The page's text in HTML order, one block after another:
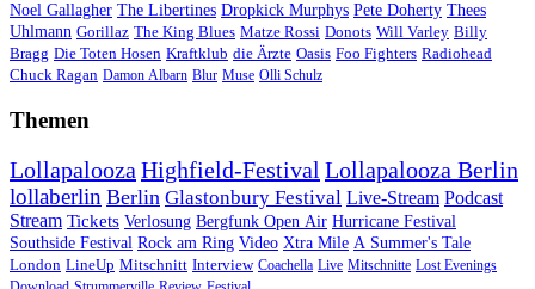
Noel Gallagher The Libertines Dropkick Murphys Pete Doherty Thees
Uhlmann Gorillaz The King Blues Matze Rossi Donots Will Varley Billy
Bragg Die Toten Hosen Kraftklub die Ärzte Oasis Foo Fighters Radiohead
Chuck Ragan Damon Albarn Blur Muse Olli Schulz
Themen
Lollapalooza Highfield-Festival Lollapalooza Berlin
lollaberlin Berlin Glastonbury Festival Live-Stream Podcast
Stream Tickets Verlosung Bergfunk Open Air Hurricane Festival
Southside Festival Rock am Ring Video Xtra Mile A Summer's Tale
London LineUp Mitschnitt Interview Coachella Live Mitschnitte Lost Evenings